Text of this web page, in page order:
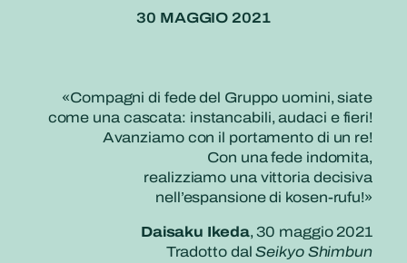
30 MAGGIO 2021
«Compagni di fede del Gruppo uomini, siate
come una cascata: instancabili, audaci e fieri!
Avanziamo con il portamento di un re!
Con una fede indomita,
realizziamo una vittoria decisiva
nell’espansione di kosen-rufu!»
Daisaku Ikeda, 30 maggio 2021
Tradotto dalSeikyo Shimbun